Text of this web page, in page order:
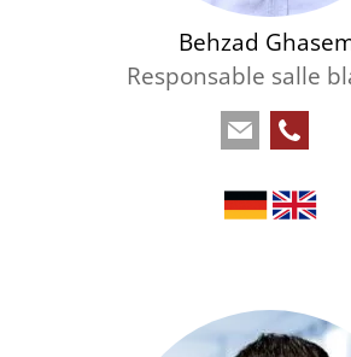
Behzad
Responsable salle